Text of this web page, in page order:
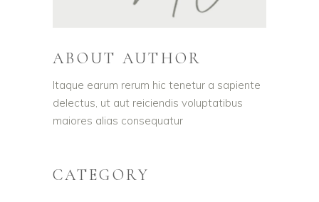
ABOUT AUTHOR
Itaque earum rerum hic tenetur a sapiente
delectus, ut aut reiciendis voluptatibus
maiores alias consequatur
CATEGORY